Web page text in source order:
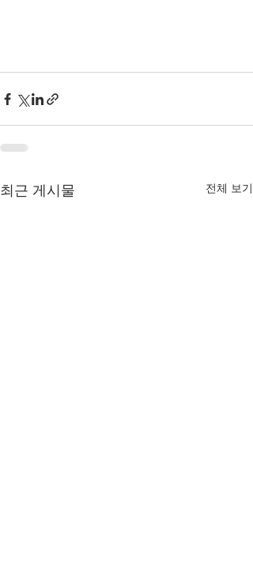
최근 게시물 전체 보기